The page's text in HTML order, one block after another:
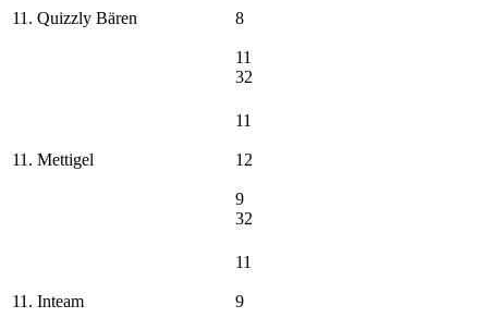
11. Quizzly Bären 8
11
32
11. Mettigel
11
12
9
32
11. Inteam
11
9